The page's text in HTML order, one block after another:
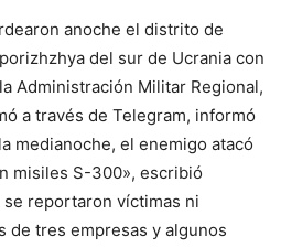
anoche el distrito de
del sur de Ucrania con
Administración Militar Regional,
a través de Telegram, informó
medianoche, el enemigo atacó
misiles S-300», escribió
reportaron víctimas ni
de tres empresas y algunos